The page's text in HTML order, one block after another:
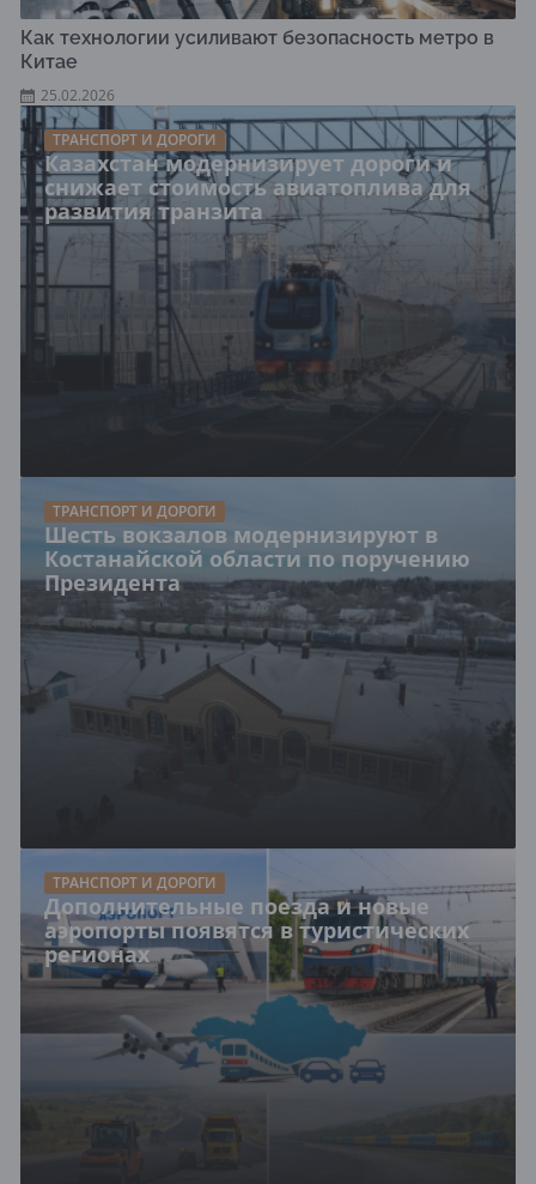
Как технологии усиливают безопасность метро в
Китае
25.02.2026
ТРАНСПОРТ И ДОРОГИ
Казахстан модернизирует дороги и
снижает стоимость авиатоплива для
развития транзита
ТРАНСПОРТ И ДОРОГИ
Шесть вокзалов модернизируют в
Костанайской области по поручению
Президента
ТРАНСПОРТ И ДОРОГИ
Дополнительные поезда и новые
аэропорты появятся в туристических
регионах